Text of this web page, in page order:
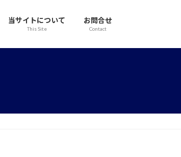
当サイトについて
This Site
お問合せ
Contact